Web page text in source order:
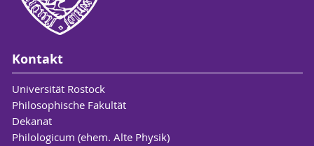
Kontakt
Universität Rostock
Philosophische Fakultät
Dekanat
Philologicum (ehem. Alte Physik)